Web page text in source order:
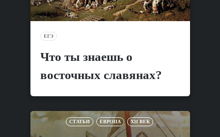
ЕГЭ
Что ты знаешь о
восточных славянах?
СТАТЬИ ЕВРОПА XII ВЕК